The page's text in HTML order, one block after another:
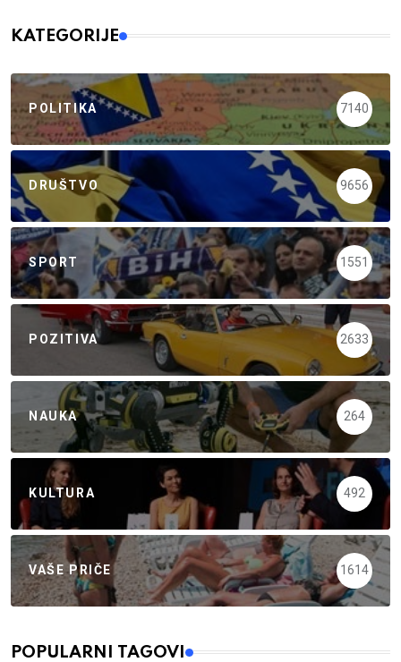
KATEGORIJE
POLITIKA 7140
DRUŠTVO 9656
SPORT 1551
POZITIVA 2633
NAUKA 264
KULTURA 492
VAŠE PRIČE 1614
POPULARNI TAGOVI